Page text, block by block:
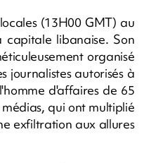
(13H00 GMT) au
capitale libanaise. Son
organisé
journalistes autorisés à
d'affaires de 65
qui ont multiplié
exfiltration aux allures